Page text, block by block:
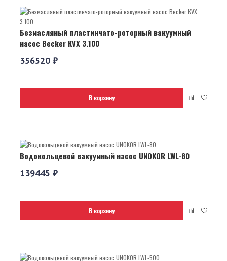
Безмасляный пластинчато-роторный вакуумный
насос Becker KVX 3.100
356520 ₽
В корзину
Водокольцевой вакуумный насос UNOKOR LWL-80
139445 ₽
В корзину